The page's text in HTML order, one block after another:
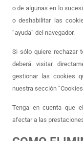
o de algunas en lo
o deshabilitar las
“ayuda” del navegador.
Si sólo quiere rechazar
deberá visitar
gestionar las cookies
nuestra sección
Tenga en cuenta que
afectar a las